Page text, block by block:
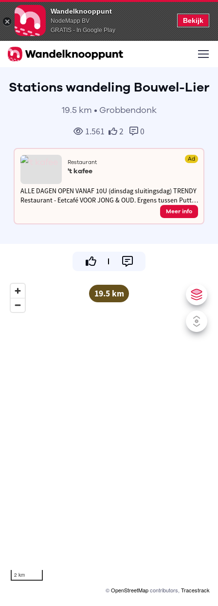
Wandelknooppunt
NodeMapp BV
GRATIS - In Google Play
Bekijk
Stations wandeling Bouwel-Lier
19.5 km • Grobbendonk
1.561 2 0
Restaurant Ad
't kafee
ALLE DAGEN OPEN VANAF 10U (dinsdag sluitingsdag) TRENDY
Restaurant - Eetcafé VOOR JONG & OUD. Ergens tussen Putte
en Beerzel ligt 't Kafee, waar je rustig iets kan eten en drinken.
Meer info
19.5 km
2 km
©OpenStreetMapcontributors, Tracestrack